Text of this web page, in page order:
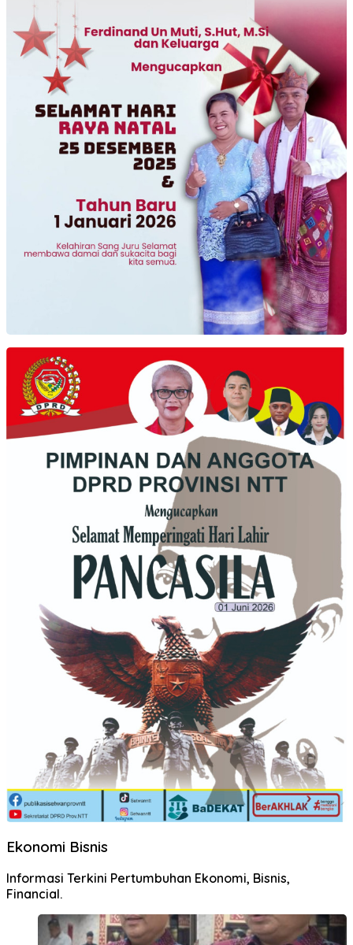
Ekonomi Bisnis
Informasi Terkini Pertumbuhan Ekonomi, Bisnis,
Financial.